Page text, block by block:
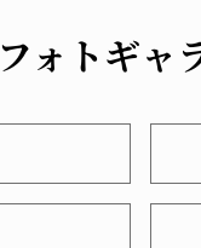
フォトギャ